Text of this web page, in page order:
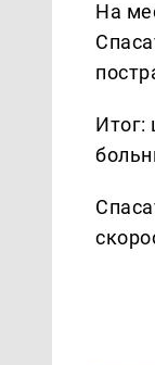
На
Итог: